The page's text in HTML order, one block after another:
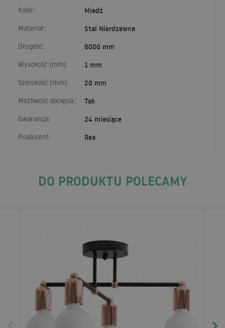
Kolor:: Miedź
Materiał:: Stal Nierdzewna
Długość: 6000 mm
Wysokość (mm): 1 mm
Szerokość (mm): 20 mm
Możliwość docięcia:: Tak
Gwarancja: 24 miesiące
Producent: Rea
DO PRODUKTU POLECAMY